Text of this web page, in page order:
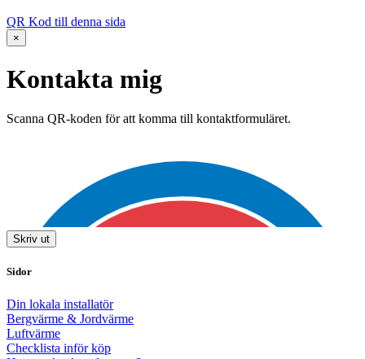
QR Kod till denna sida
×
Kontakta mig
Scanna QR-koden för att komma till kontaktformuläret.
Skriv ut
Sidor
Din lokala installatör
Bergvärme & Jordvärme
Luftvärme
Checklista inför köp